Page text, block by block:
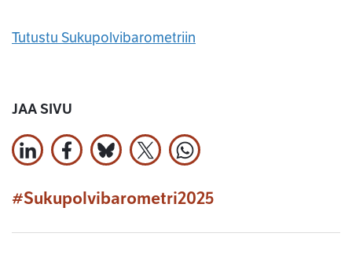
Tutustu Sukupolvibarometriin
JAA SIVU
Jaa LinkedInissä
Jaa Facebookissa
Jaa Bluesky:ssa
Jaa X:ssäJaa WhatsApissa
#Sukupolvibarometri2025